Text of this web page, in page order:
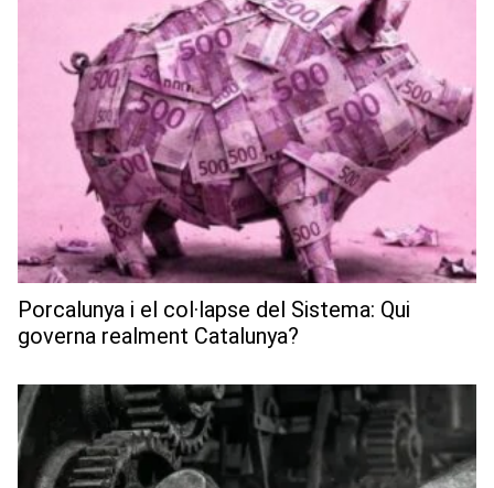
Porcalunya i el col·lapse del Sistema: Qui
governa realment Catalunya?